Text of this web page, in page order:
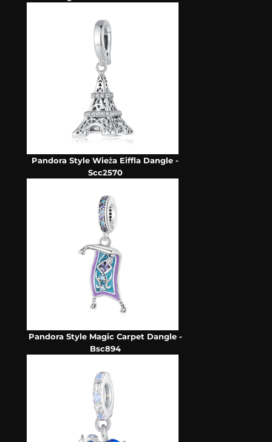
Pandora Style Wieża Eiffla Dangle -
Scc2570
Pandora Style Magic Carpet Dangle -
Bsc894